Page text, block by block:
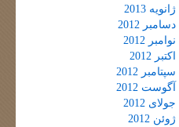
ژانویه 2013
دسامبر 2012
نوامبر 2012
اکتبر 2012
سپتامبر 2012
آگوست 2012
جولای 2012
ژوئن 2012